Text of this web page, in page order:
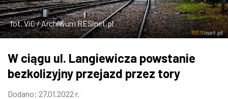
ZDJĘCIA
W RZESZOWIE
fot. ViC / Archiwum RESinet.pl
W ciągu ul. Langiewicza powstanie
bezkolizyjny przejazd przez tory
Dodano: 27.01.2022 r.